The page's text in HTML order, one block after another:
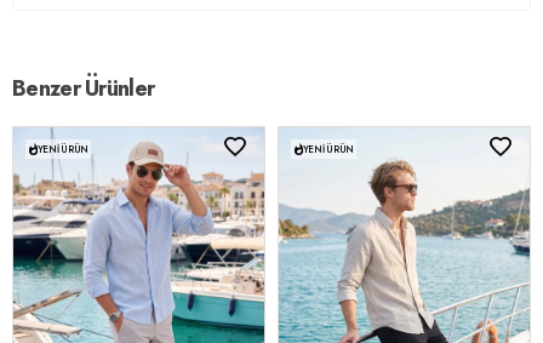
Benzer Ürünler
YENI ÜRÜN YENI ÜRÜN